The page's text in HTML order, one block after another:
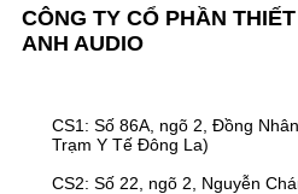
CÔNG TY CỔ PHẦN
ANH AUDIO
CS1: Số 86A, ngõ 2, Đồng
Trạm Y Tế Đông La)
CS2: Số 22, ngõ 2, Nguyễn